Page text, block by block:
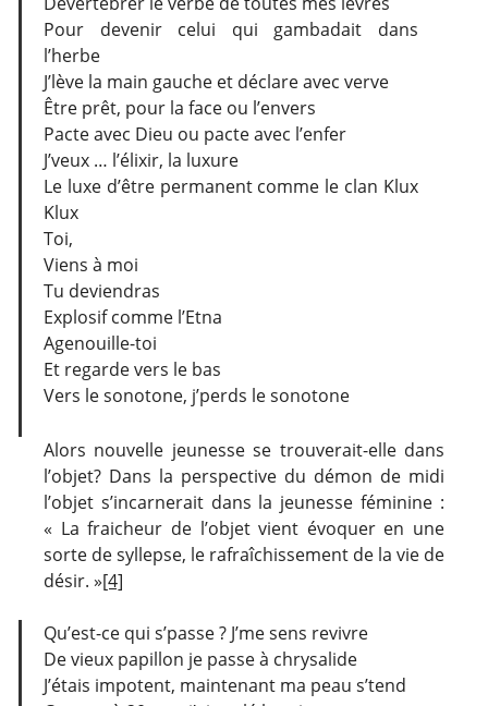
Pour devenir celui qui gambadait dans
l’herbe
J’lève la main gauche et déclare avec verve
Être prêt, pour la face ou l’envers
Pacte avec Dieu ou pacte avec l’enfer
J’veux … l’élixir, la luxure
Le luxe d’être permanent comme le clan Klux
Klux
Toi,
Viens à moi
Tu deviendras
Explosif comme l’Etna
Agenouille-toi
Et regarde vers le bas
Vers le sonotone, j’perds le sonotone
Alors nouvelle jeunesse se trouverait-elle dans
l’objet? Dans la perspective du démon de midi
l’objet s’incarnerait dans la jeunesse féminine :
« La fraicheur de l’objet vient évoquer en une
sorte de syllepse, le rafraîchissement de la vie de
désir. »[4]
Qu’est-ce qui s’passe ? J’me sens revivre
De vieux papillon je passe à chrysalide
J’étais impotent, maintenant ma peau s’tend